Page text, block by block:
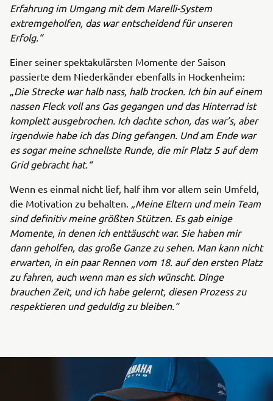
Erfahrung im Umgang mit dem Marelli-System
extremgeholfen, das war entscheidend für unseren
Erfolg.“
Einer seiner spektakulärsten Momente der Saison
passierte dem Niederkänder ebenfalls in Hockenheim:
Die Strecke war halb nass, halb trocken. Ich bin auf einem
nassen Fleck voll ans Gas gegangen und das Hinterrad ist
komplett ausgebrochen. Ich dachte schon, das war’s, aber
irgendwie habe ich das Ding gefangen. Und am Ende war
es sogar meine schnellste Runde, die mir Platz 5 auf dem
Grid gebracht hat.“
Wenn es einmal nicht lief, half ihm vor allem sein Umfeld,
die Motivation zu behalten.
„Meine Eltern und mein Team
sind definitiv meine größten Stützen. Es gab einige
Momente, in denen ich enttäuscht war. Sie haben mir
dann geholfen, das große Ganze zu sehen. Man kann nicht
erwarten, in ein paar Rennen vom 18. auf den ersten Platz
zu fahren, auch wenn man es sich wünscht. Dinge
brauchen Zeit, und ich habe gelernt, diesen Prozess zu
respektieren und geduldig zu bleiben.“